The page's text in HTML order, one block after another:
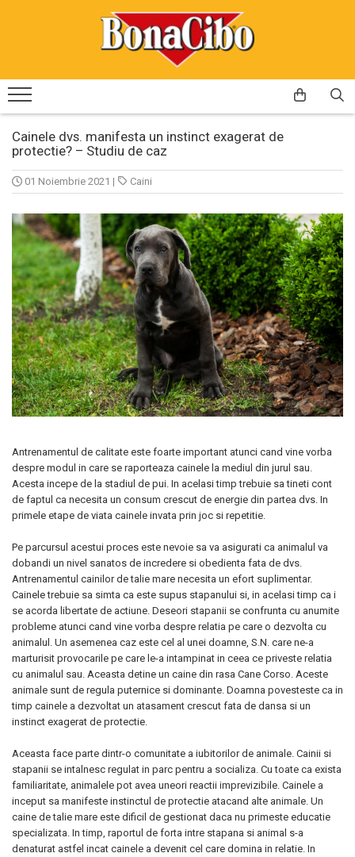
Hrana uscata caini
Hrana uscata pisici
Hrana umeda pisici
Cainele dvs. manifesta un instinct exagerat de
protectie? – Studiu de caz
01 Noiembrie 2021 | Caini
Antrenamentul de calitate este foarte important atunci cand vine vorba
despre modul in care se raporteaza cainele la mediul din jurul sau.
Acesta incepe de la stadiul de pui. In acelasi timp trebuie sa tineti cont
de faptul ca necesita un consum crescut de energie din partea dvs. In
primele etape de viata cainele invata prin joc si repetitie.
Pe parcursul acestui proces este nevoie sa va asigurati ca animalul va
dobandi un nivel sanatos de incredere si obedienta fata de dvs.
Antrenamentul cainilor de talie mare necesita un efort suplimentar.
Cainele trebuie sa simta ca este supus stapanului si, in acelasi timp ca i
se acorda libertate de actiune. Deseori stapanii se confrunta cu anumite
probleme atunci cand vine vorba despre relatia pe care o dezvolta cu
animalul. Un asemenea caz este cel al unei doamne, S.N. care ne-a
marturisit provocarile pe care le-a intampinat in ceea ce priveste relatia
cu animalul sau. Aceasta detine un caine din rasa Cane Corso. Aceste
animale sunt de regula puternice si dominante. Doamna povesteste ca in
timp cainele a dezvoltat un atasament crescut fata de dansa si un
instinct exagerat de protectie.
Aceasta face parte dintr-o comunitate a iubitorilor de animale. Cainii si
stapanii se intalnesc regulat in parc pentru a socializa. Cu toate ca exista
familiaritate, animalele pot avea uneori reactii imprevizibile. Cainele a
inceput sa manifeste instinctul de protectie atacand alte animale. Un
caine de talie mare este dificil de gestionat daca nu primeste educatie
specializata. In timp, raportul de forta intre stapana si animal s-a
denaturat astfel incat cainele a devenit cel care domina in relatie. In